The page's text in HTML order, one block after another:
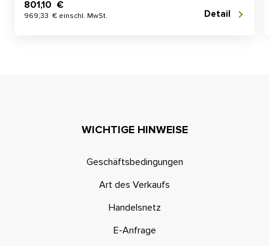
801,10 €
969,33 € einschl. MwSt. Detail
WICHTIGE HINWEISE
Geschäftsbedingungen
Art des Verkaufs
Handelsnetz
E-Anfrage